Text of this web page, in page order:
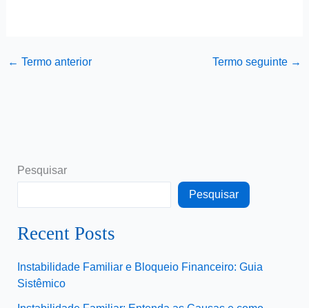
← Termo anterior Termo seguinte →
Pesquisar
Pesquisar
Recent Posts
Instabilidade Familiar e Bloqueio Financeiro: Guia
Sistêmico